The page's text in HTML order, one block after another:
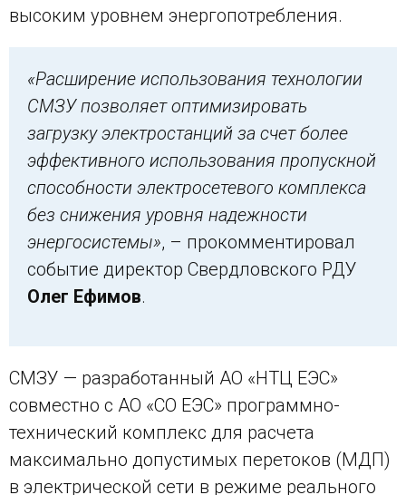
высоким уровнем энергопотребления.
«Расширение использования технологии
СМЗУ позволяет оптимизировать
загрузку электростанций за счет более
эффективного использования пропускной
способности электросетевого комплекса
без снижения уровня надежности
энергосистемы», – прокомментировал
событие директор Свердловского РДУ
Олег Ефимов.
СМЗУ — разработанный АО «НТЦ ЕЭС»
совместно с АО «СО ЕЭС» программно-
технический комплекс для расчета
максимально допустимых перетоков (МДП)
в электрической сети в режиме реального